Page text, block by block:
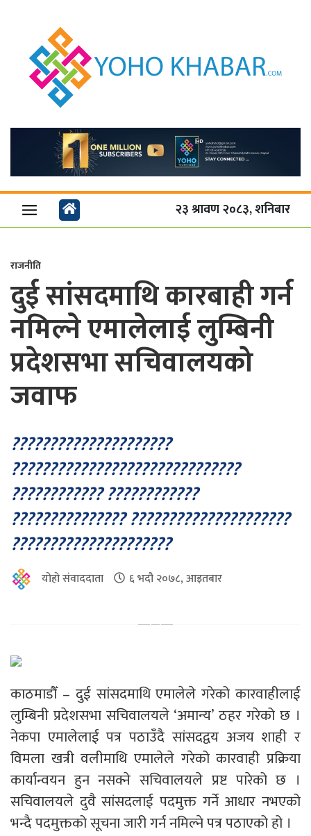
२३ श्रावण २०८३, शनिबार
राजनीति
दुई सांसदमाथि कारबाही गर्न
नमिल्ने एमालेलाई लुम्बिनी
प्रदेशसभा सचिवालयको
जवाफ
?????????????????????
??????????????????????????????
???????????? ????????????
??????????????? ?????????????????????
?????????????????????
योहो संवाददाता ६ भदौ २०७८, आइतबार
काठमाडौँ – दुई सांसदमाथि एमालेले गरेको कारवाहीलाई
लुम्बिनी प्रदेशसभा सचिवालयले ‘अमान्य’ ठहर गरेको छ ।
नेकपा एमालेलाई पत्र पठाउँदै सांसदद्वय अजय शाही र
विमला खत्री वलीमाथि एमालेले गरेको कारवाही प्रक्रिया
कार्यान्वयन हुन नसक्ने सचिवालयले प्रष्ट पारेको छ ।
सचिवालयले दुवै सांसदलाई पदमुक्त गर्ने आधार नभएको
भन्दै पदमुक्तको सूचना जारी गर्न नमिल्ने पत्र पठाएको हो ।